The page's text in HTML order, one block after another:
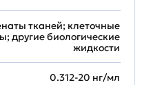
тканей; клеточные
другие биологические
жидкости
0.312-20 нг/мл